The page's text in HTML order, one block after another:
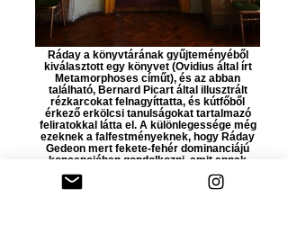
Ráday a könyvtárának gyűjteményéből
kiválasztott egy könyvet (Ovidius által írt
Metamorphoses címűt), és az abban
található, Bernard Picart által illusztrált
rézkarcokat felnagyíttatta, és kútfőből
érkező erkölcsi tanulságokat tartalmazó
feliratokkal látta el. A különlegessége még
ezeknek a falfestményeknek, hogy Ráday
Gedeon mert fekete-fehér dominanciájú
koncepcióban gondolkozni, amit annak